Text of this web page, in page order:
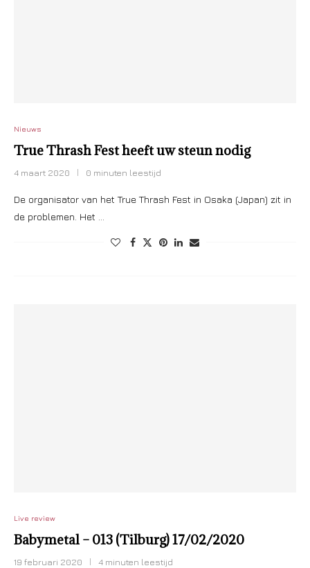
Nieuws
True Thrash Fest heeft uw steun nodig
4 maart 2020 0 minuten leestijd
De organisator van het True Thrash Fest in Osaka (Japan) zit in
de problemen. Het …
Live review
Babymetal – 013 (Tilburg) 17/02/2020
19 februari 2020 4 minuten leestijd